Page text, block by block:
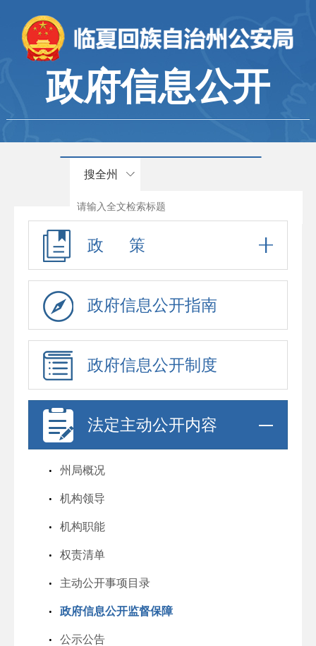
政府信息公开
搜全州
政 策
政府信息公开指南
政府信息公开制度
法定主动公开内容
州局概况
机构领导
机构职能
权责清单
主动公开事项目录
政府信息公开监督保障
公示公告